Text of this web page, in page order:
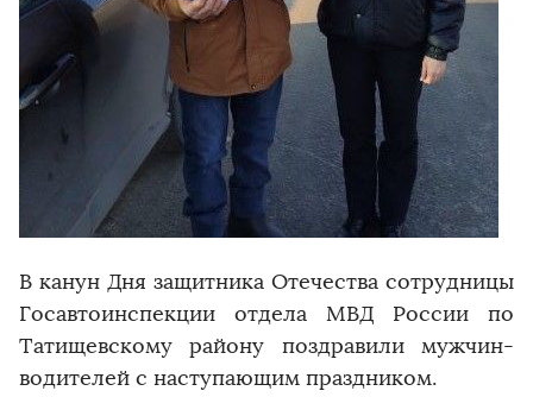
В канун Дня защитника Отечества сотрудницы
Госавтоинспекции отдела МВД России по
Татищевскому району поздравили мужчин-
водителей с наступающим праздником.